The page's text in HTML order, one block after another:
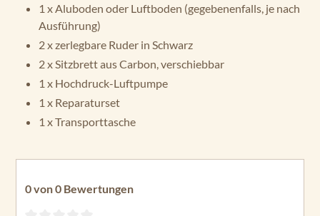
1 x Aluboden oder Luftboden (gegebenenfalls, je nach
Ausführung)
2 x zerlegbare Ruder in Schwarz
2 x Sitzbrett aus Carbon, verschiebbar
1 x Hochdruck-Luftpumpe
1 x Reparaturset
1 x Transporttasche
0 von 0 Bewertungen